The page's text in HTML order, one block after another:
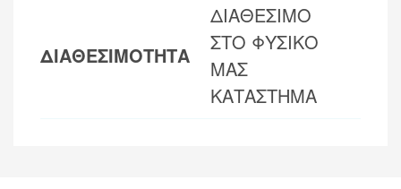
ΔΙΑΘΕΣΙΜΟΤΗΤΑ
ΔΙΑΘΕΣΙΜΟ
ΣΤΟ ΦΥΣΙΚΟ
ΜΑΣ
ΚΑΤΑΣΤΗΜΑ